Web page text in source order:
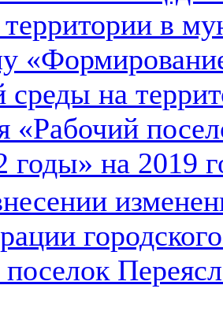
в
среды на
«Рабочий
годы» на 2019